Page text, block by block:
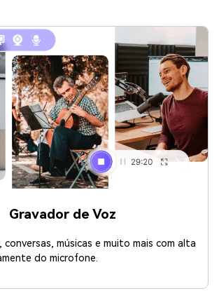
Gravador de Voz
conversas, músicas e muito mais com alta
do microfone.